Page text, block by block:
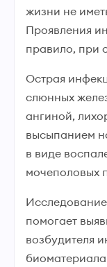
жизни не
Проявления
правило, при
Острая
слюнных
ангиной,
высыпанием
в виде
мочеполовых
помогает
возбудителя